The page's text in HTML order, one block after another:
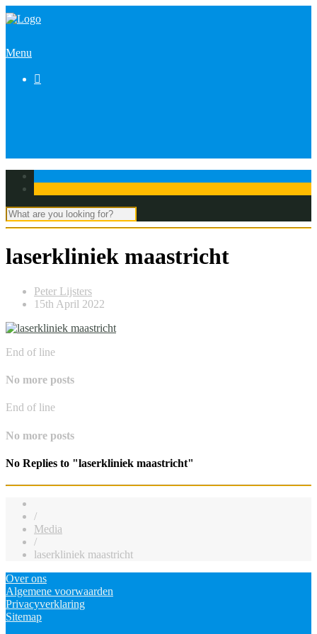
Menu

laserkliniek maastricht
Peter Lijsters
15th April 2022
End of line
No more posts
End of line
No more posts
No Replies to "laserkliniek maastricht"
/
Media
/
laserkliniek maastricht
Over ons
Algemene voorwaarden
Privacyverklaring
Sitemap